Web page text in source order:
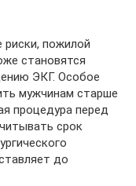
пожилой
становятся
ЭКГ. Особое
мужчинам старше
процедура перед
срок
до